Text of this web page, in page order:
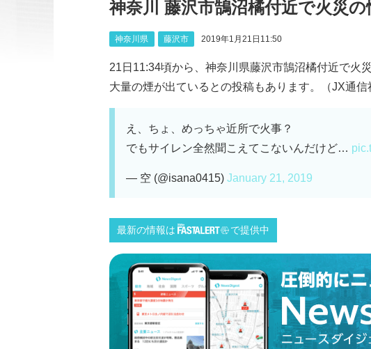
神奈川 藤沢市鵠沼橘付近で火災の
神奈川県 藤沢市 2019年1月21日11:50
21日11:34頃から、神奈川県藤沢市鵠沼橘付近で火
大量の煙が出ているとの投稿もあります。（JX通信
え、ちょ、めっちゃ近所で火事？
でもサイレン全然聞こえてこないんだけど…
— 空 (@isana0415) January 21, 2019
最新の情報は で提供中